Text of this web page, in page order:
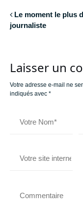
Le moment le plus
journaliste
Laisser un
Votre adresse e-mail ne
indiqués avec *